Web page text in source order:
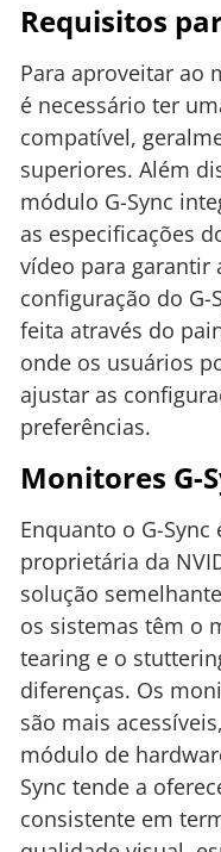
Requisitos
Para aproveitar ao
é necessário ter
compatível,
superiores. Além
módulo G-Sync
as especificações
vídeo para garantir
configuração do G-
feita através do
onde os usuários
ajustar as
preferências.
Monitores G-
Enquanto o G-
proprietária da
solução
os sistemas têm o
tearing e o
diferenças. Os
são mais
módulo de
Sync tende a
consistente em